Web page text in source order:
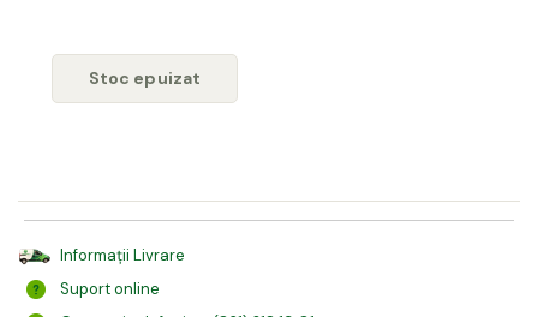
Stoc epuizat
Informații Livrare
Suport online